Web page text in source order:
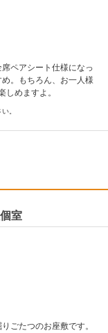
ペアシート仕様になっ
。もちろん、お一人様
しめますよ。
。
室
ごたつのお座敷です。